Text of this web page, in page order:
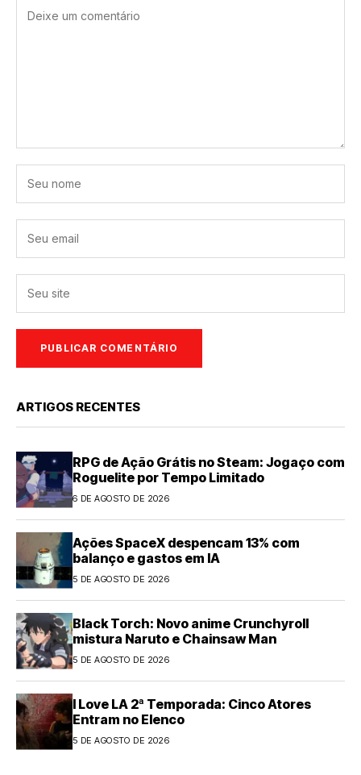
ARTIGOS RECENTES
RPG de Ação Grátis no Steam: Jogaço com
Roguelite por Tempo Limitado
6 DE AGOSTO DE 2026
Ações SpaceX despencam 13% com
balanço e gastos em IA
5 DE AGOSTO DE 2026
Black Torch: Novo anime Crunchyroll
mistura Naruto e Chainsaw Man
5 DE AGOSTO DE 2026
I Love LA 2ª Temporada: Cinco Atores
Entram no Elenco
5 DE AGOSTO DE 2026